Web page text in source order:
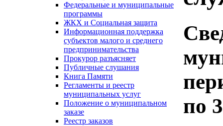
Федеральные и муниципальные
программы
ЖКХ и Социальная защита
Информационная поддержка
субъектов малого и среднего
предпринимательства
Прокурор разъясняет
Публичные слушания
Книга Памяти
Регламенты и реестр
муниципальных услуг
Положение о муниципальном
заказе
Реестр заказов
по